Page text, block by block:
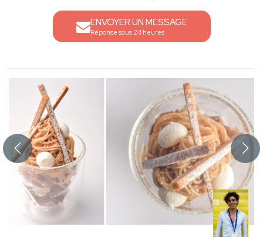
ENVOYER UN MESSAGE
Réponse sous 24 heures